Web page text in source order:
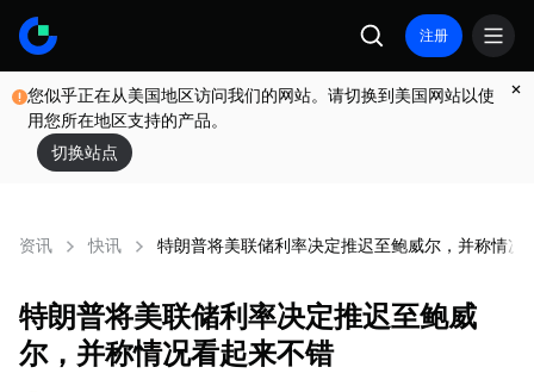
注册
您似乎正在从美国地区访问我们的网站。请切换到美国网站以使
用您所在地区支持的产品。
切换站点
资讯 快讯 特朗普将美联储利率决定推迟至鲍威尔，并称情况
特朗普将美联储利率决定推迟至鲍威
尔，并称情况看起来不错